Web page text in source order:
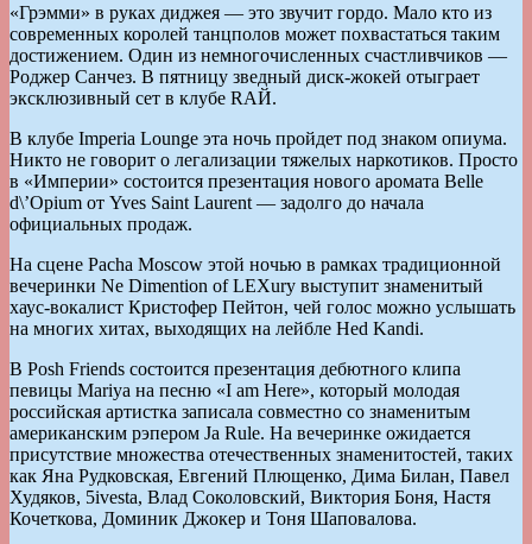
«Грэмми» в руках диджея — это звучит гордо. Мало кто из
современных королей танцполов может похвастаться таким
достижением. Один из немногочисленных счастливчиков —
Роджер Санчез. В пятницу зведный диск-жокей отыграет
эксклюзивный сет в клубе RАЙ.
В клубе Imperia Lounge эта ночь пройдет под знаком опиума.
Никто не говорит о легализации тяжелых наркотиков. Просто
в «Империи» состоится презентация нового аромата Belle
d\’Opium от Yves Saint Laurent — задолго до начала
официальных продаж.
На сцене Pacha Moscow этой ночью в рамках традиционной
вечеринки Ne Dimention of LEXury выступит знаменитый
хаус-вокалист Кристофер Пейтон, чей голос можно услышать
на многих хитах, выходящих на лейбле Hed Kandi.
В Posh Friends состоится презентация дебютного клипа
певицы Mariya на песню «I am Here», который молодая
российская артистка записала совместно со знаменитым
американским рэпером Ja Rule. На вечеринке ожидается
присутствие множества отечественных знаменитостей, таких
как Яна Рудковская, Евгений Плющенко, Дима Билан, Павел
Худяков, 5ivesta, Влад Соколовский, Виктория Боня, Настя
Кочеткова, Доминик Джокер и Тоня Шаповалова.